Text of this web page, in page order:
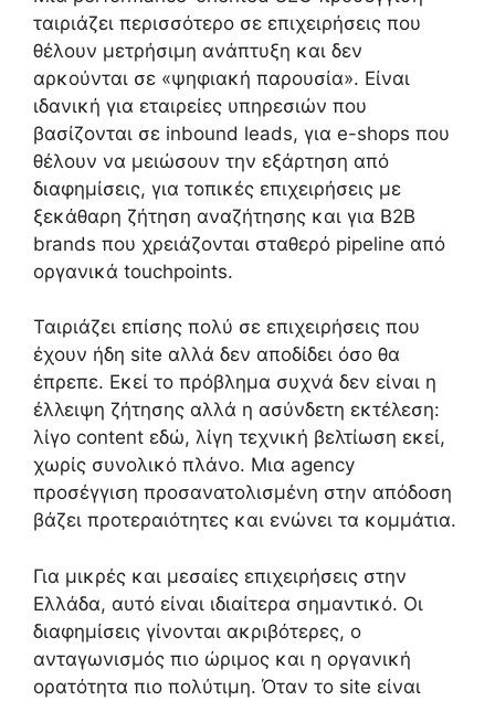
ταιριάζει περισσότερο σε επιχειρήσεις που
θέλουν μετρήσιμη ανάπτυξη και δεν
αρκούνται σε «ψηφιακή παρουσία». Είναι
ιδανική για εταιρείες υπηρεσιών που
βασίζονται σε inbound leads, για e-shops που
θέλουν να μειώσουν την εξάρτηση από
διαφημίσεις, για τοπικές επιχειρήσεις με
ξεκάθαρη ζήτηση αναζήτησης και για B2B
brands που χρειάζονται σταθερό pipeline από
οργανικά touchpoints.
Ταιριάζει επίσης πολύ σε επιχειρήσεις που
έχουν ήδη site αλλά δεν αποδίδει όσο θα
έπρεπε. Εκεί το πρόβλημα συχνά δεν είναι η
έλλειψη ζήτησης αλλά η ασύνδετη εκτέλεση:
λίγο content εδώ, λίγη τεχνική βελτίωση εκεί,
χωρίς συνολικό πλάνο. Μια agency
προσέγγιση προσανατολισμένη στην απόδοση
βάζει προτεραιότητες και ενώνει τα κομμάτια.
Για μικρές και μεσαίες επιχειρήσεις στην
Ελλάδα, αυτό είναι ιδιαίτερα σημαντικό. Οι
διαφημίσεις γίνονται ακριβότερες, ο
ανταγωνισμός πιο ώριμος και η οργανική
ορατότητα πιο πολύτιμη. Όταν το site είναι